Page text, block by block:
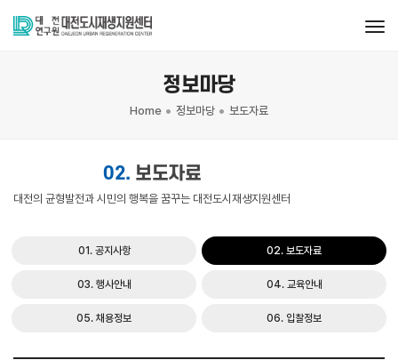
정보마당
Home 정보마당 보도자료
02. 보도자료
대전의 균형발전과 시민의 행복을 꿈꾸는 대전도시재생지원센터
01. 공지사항 02. 보도자료
03. 행사안내 04. 교육안내
05. 채용정보 06. 입찰정보